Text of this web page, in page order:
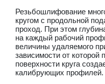
Резьбошлифование
кругом с продольной
проход. При этом
на каждый рабочий
величины удаляемого
зависимости от которой
поверхности круга
калибрующих профилей.